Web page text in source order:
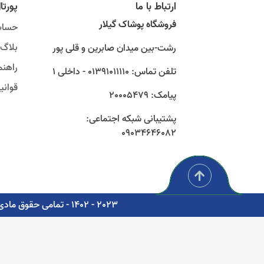
ارتباط با ما
فروشگاه پوشاک گیلار
رشت-بین میدان صابرین و قلی پور
تلفن تماس: 01391011110 - داخلی 1
پیامک: 20005479
پشتیبانی شبکه اجتماعی:
09034646082
بلاگ
2023 - 1402 - تمامی حقوق مادی و معنوی برای شرکت پوشاک سبز گستر گیلار محفوظ است. - مشاوره، پشتیبانی و طراحی اتوماسیون دیجیتال: